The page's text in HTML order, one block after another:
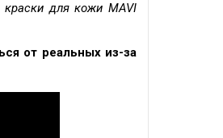
краски для кожи MAVI
от реальных из-за